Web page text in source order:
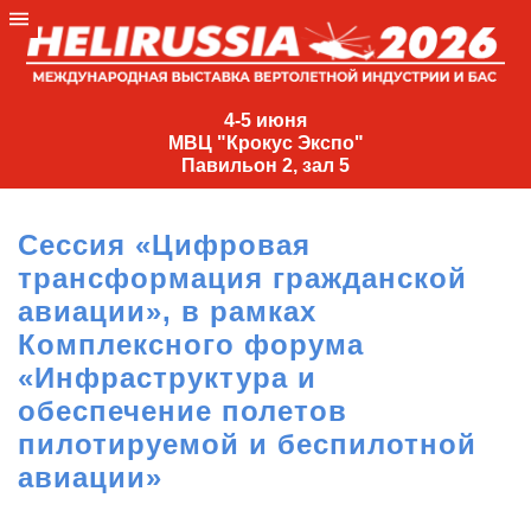
4-5 июня
МВЦ "Крокус Экспо"
Павильон 2, зал 5
4-
МВЦ
Экспо"
Павильон
2,
зал
5
+7
(495)
477-
33-81
Сессия «Цифровая
трансформация гражданской
авиации», в рамках
Комплексного форума
«Инфраструктура и
обеспечение полетов
пилотируемой и беспилотной
авиации»